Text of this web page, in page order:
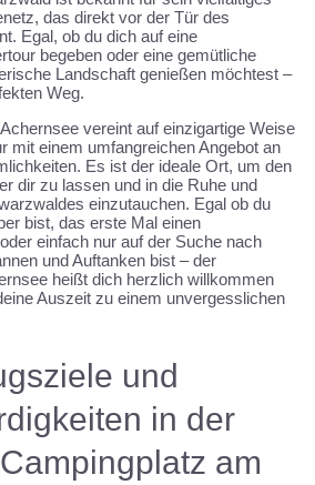
das direkt vor der Tür des
Egal, ob du dich auf eine
begeben oder eine gemütliche
Landschaft genießen möchtest –
Weg.
vereint auf einzigartige Weise
mit einem umfangreichen Angebot an
Es ist der ideale Ort, um den
dir zu lassen und in die Ruhe und
einzutauchen. Egal ob du
bist, das erste Mal einen
einfach nur auf der Suche nach
und Auftanken bist – der
heißt dich herzlich willkommen
Auszeit zu einem unvergesslichen
und
in der
am